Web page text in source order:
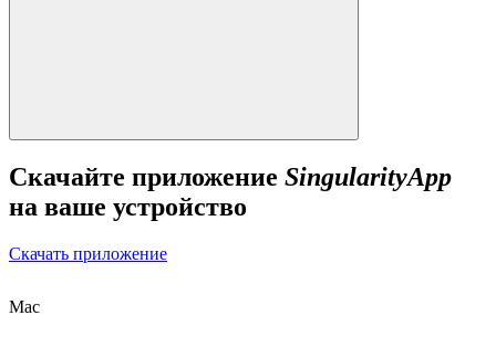
Скачайте приложение SingularityApp
на ваше устройство
Скачать приложение
Mac